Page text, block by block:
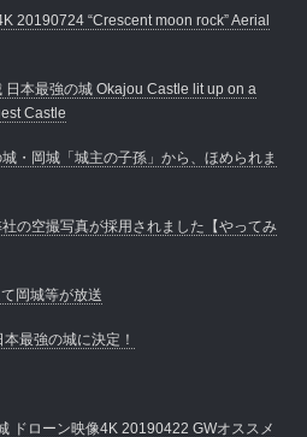
20190724 “Crescent moon rock” Aerial
本最強の城 Okajou Castle lit up on a
Castle
・岡城「城主の子孫」から、ほめられま
の空撮写真が採用されました【やってみ
岡城等が放送
最強の城に決定！
ドローン映像4K 20190422 GWオススメ